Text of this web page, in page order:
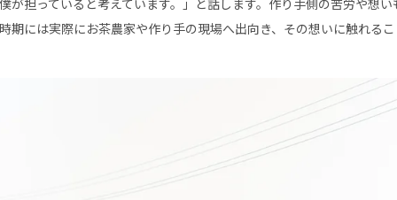
が担っていると考えています。」と話します。作り手側の苦労や想
期には実際にお茶農家や作り手の現場へ出向き、その想いに触れる